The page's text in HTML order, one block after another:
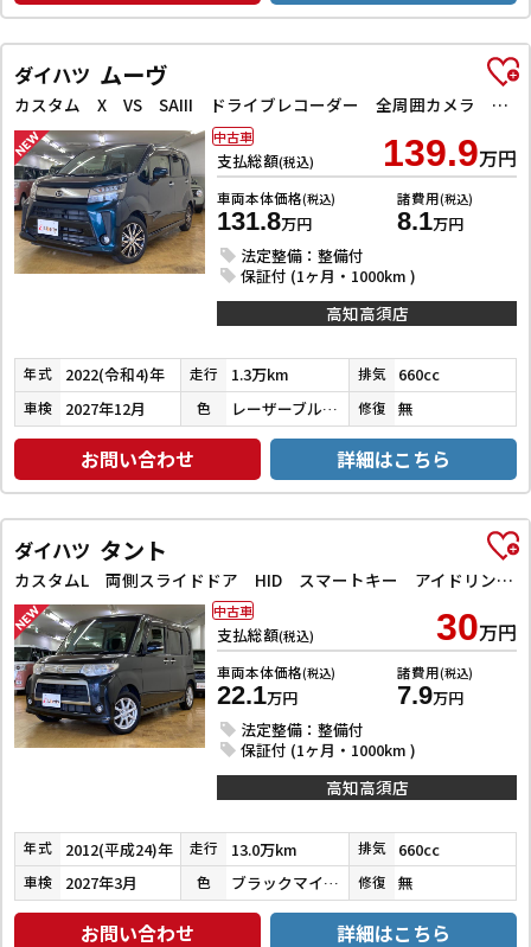
ダイハツ ムーヴ
カスタム X VS SAIII ドライブレコーダー 全周囲カメラ ナビ TV クリアランスソナー 衝突被害軽減システム オートマチックハイビーム オートライト LEDヘッドランプ スマートキー アイドリングストップ 電動格納ミラー
支払総額(税込) 139.9万円
車両本体価格(税込)
131.8万円
諸費用(税込)
8.1万円
法定整備：整備付
保証付 (1ヶ月・1000km )
中古車
高知高須店
年式 2022(令和4)年 走行 1.3万km 排気 660cc
車検 2027年12月 色 レーザーブルークリスタルシャイン 修復 無
お問い合わせ 詳細はこちら
ダイハツ タント
カスタムL 両側スライドドア HID スマートキー アイドリングストップ 電動格納ミラー ベンチシート CVT 盗難防止システム ABS アルミホイール 衝突安全ボディ エアコン パワーステアリング
支払総額(税込) 30万円
車両本体価格(税込)
22.1万円
諸費用(税込)
7.9万円
法定整備：整備付
保証付 (1ヶ月・1000km )
中古車
高知高須店
年式 2012(平成24)年 走行 13.0万km 排気 660cc
車検 2027年3月 色 ブラックマイカメタリック 修復 無
お問い合わせ 詳細はこちら